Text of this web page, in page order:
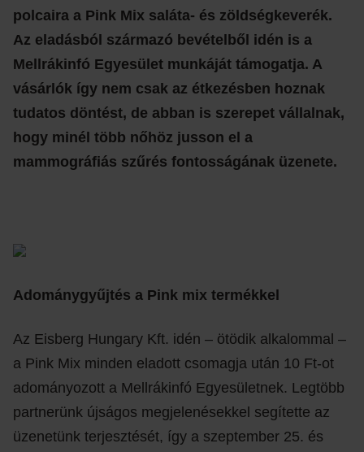
polcaira a Pink Mix saláta- és zöldségkeverék.
Az eladásból származó bevételből idén is a
Mellrákinfó Egyesület munkáját támogatja. A
vásárlók így nem csak az étkezésben hoznak
tudatos döntést, de abban is szerepet vállalnak,
hogy minél több nőhöz jusson el a
mammográfiás szűrés fontosságának üzenete.
Adománygyűjtés a Pink mix termékkel
Az Eisberg Hungary Kft. idén – ötödik alkalommal –
a Pink Mix minden eladott csomagja után 10 Ft-ot
adományozott a Mellrákinfó Egyesületnek. Legtöbb
partnerünk újságos megjelenésekkel segítette az
üzenetünk terjesztését, így a szeptember 25. és